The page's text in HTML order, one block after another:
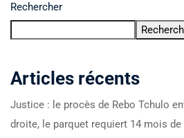
Rechercher
Articles récents
Justice : le procès de Rebo Tchulo
droite, le parquet requiert 14 mois